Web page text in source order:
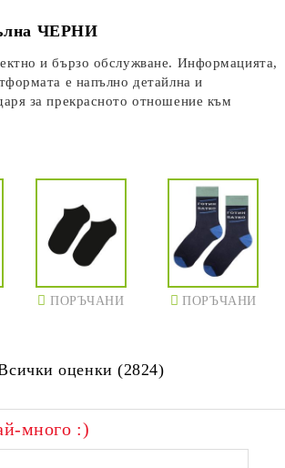
ЧЕРНИ
и бързо обслужване. Информацията,
е напълно детайлна и
за прекрасното отношение към
ПОРЪЧАНИ ПОРЪЧАНИ
ПОРЪЧАНИ
оценки (2824)
много :)